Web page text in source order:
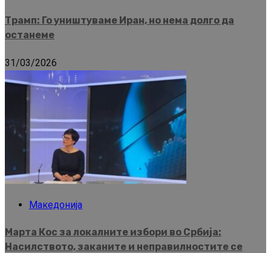
Трамп: Го уништуваме Иран, но нема долго да
останеме
31/03/2026
Македонија
Марта Кос за локалните избори во Србија:
Насилството, заканите и неправилностите се